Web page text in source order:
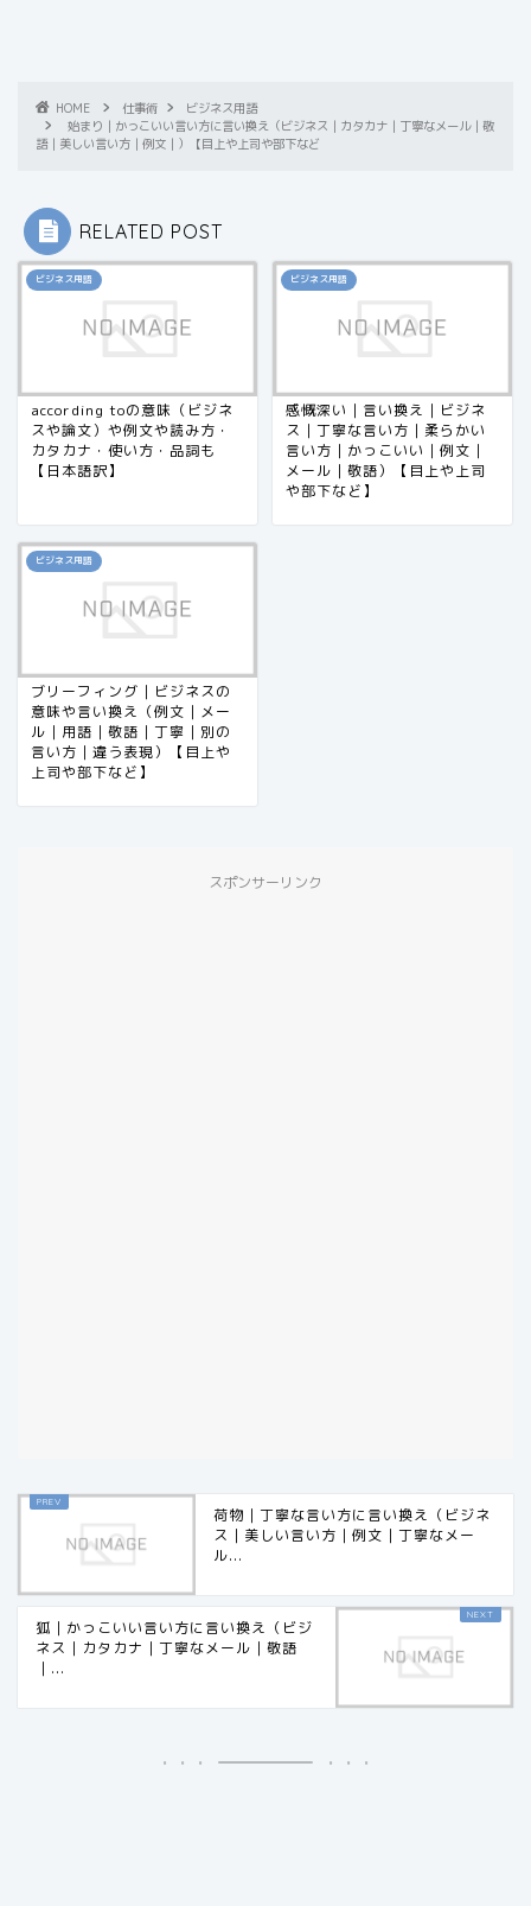
HOME 仕事術
ビジネス用語
始まり｜かっこいい言い方に言い換え（ビジネス｜カタカナ｜丁寧なメール｜敬
語｜美しい言い方｜例文｜）【目上や上司や部下など
RELATED POST
ビジネス用語
according toの意味（ビジネ
スや論文）や例文や読み方・
カタカナ・使い方・品詞も
【日本語訳】
ビジネス用語
感慨深い｜言い換え｜ビジネ
ス｜丁寧な言い方｜柔らかい
言い方｜かっこいい｜例文｜
メール｜敬語）【目上や上司
や部下など】
ビジネス用語
ブリーフィング｜ビジネスの
意味や言い換え（例文｜メー
ル｜用語｜敬語｜丁寧｜別の
言い方｜違う表現）【目上や
上司や部下など】
スポンサーリンク
荷物｜丁寧な言い方に言い換え（ビジネ
ス｜美しい言い方｜例文｜丁寧なメー
ル...
狐｜かっこいい言い方に言い換え（ビジ
ネス｜カタカナ｜丁寧なメール｜敬語
｜...